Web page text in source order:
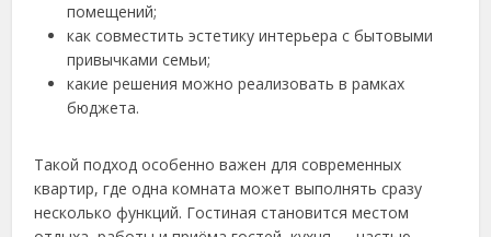
помещений;
как совместить эстетику интерьера с бытовыми
привычками семьи;
какие решения можно реализовать в рамках
бюджета.
Такой подход особенно важен для современных
квартир, где одна комната может выполнять сразу
несколько функций. Гостиная становится местом